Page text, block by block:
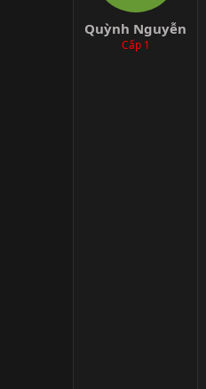
a
Quỳnh Nguyễn
Cấp 1